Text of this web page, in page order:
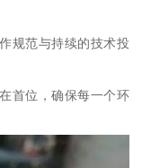
规范与持续的技术投
首位，确保每一个环